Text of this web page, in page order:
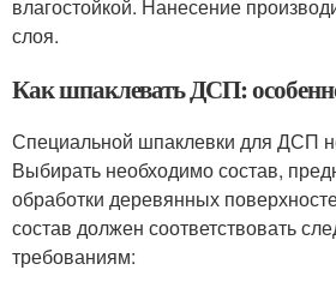
влагостойкой. Нанесение
слоя.
Как шпаклевать ДСП:
Специальной шпаклевки для ДСП
Выбирать необходимо состав,
обработки деревянных
состав должен соответствовать
требованиям: